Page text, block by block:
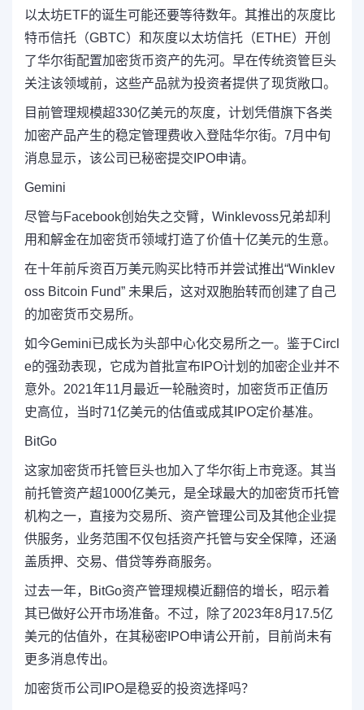
以太坊ETF的诞生可能还要等待数年。其推出的灰度比
特币信托（GBTC）和灰度以太坊信托（ETHE）开创
了华尔街配置加密货币资产的先河。早在传统资管巨头
关注该领域前，这些产品就为投资者提供了现货敞口。
目前管理规模超330亿美元的灰度，计划凭借旗下各类
加密产品产生的稳定管理费收入登陆华尔街。7月中旬
消息显示，该公司已秘密提交IPO申请。
Gemini
尽管与Facebook创始失之交臂，Winklevoss兄弟却利
用和解金在加密货币领域打造了价值十亿美元的生意。
在十年前斥资百万美元购买比特币并尝试推出“Winklev
oss Bitcoin Fund” 未果后，这对双胞胎转而创建了自己
的加密货币交易所。
如今Gemini已成长为头部中心化交易所之一。鉴于Circl
e的强劲表现，它成为首批宣布IPO计划的加密企业并不
意外。2021年11月最近一轮融资时，加密货币正值历
史高位，当时71亿美元的估值或成其IPO定价基准。
BitGo
这家加密货币托管巨头也加入了华尔街上市竞逐。其当
前托管资产超1000亿美元，是全球最大的加密货币托管
机构之一，直接为交易所、资产管理公司及其他企业提
供服务，业务范围不仅包括资产托管与安全保障，还涵
盖质押、交易、借贷等券商服务。
过去一年，BitGo资产管理规模近翻倍的增长，昭示着
其已做好公开市场准备。不过，除了2023年8月17.5亿
美元的估值外，在其秘密IPO申请公开前，目前尚未有
更多消息传出。
加密货币公司IPO是稳妥的投资选择吗？